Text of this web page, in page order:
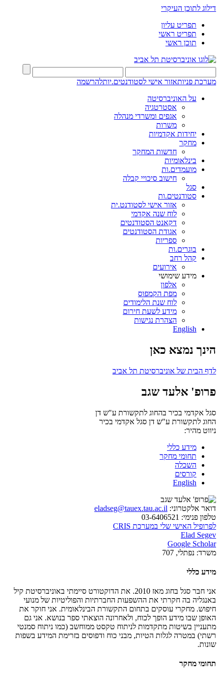
דילוג לתוכן העיקרי
תפריט עליון
תפריט ראשי
תוכן ראשי
מערכת פניותאזור אישי לסטודנטים.יותלהרשמה
על האוניברסיטה
אסטרטגיה
אגפים ומשרדי מנהלה
משרות
יחידות אקדמיות
מחקר
חדשות המחקר
בינלאומיות
מועמדים.ות
חישוב סיכויי קבלה
סגל
סטודנטים.ות
אזור אישי לסטודנט.ית
לוח שנה אקדמי
דקאנט הסטודנטים
אגודת הסטודנטים
ספריות
בוגרים.ות
קהל רחב
אירועים
מידע שימושי
אלפון
מפת הקמפוס
לוח שנת הלימודים
מידע לשעת חירום
הצהרת נגישות
English
הינך נמצא כאן
לדף הבית של אוניברסיטת תל אביב
פרופ' אלעד שגב
סגל אקדמי בכיר בהחוג לתקשורת ע"ש דן
החוג לתקשורת ע"ש דן סגל אקדמי בכיר
ניווט מהיר:
מידע כללי
תחומי מחקר
השכלה
קורסים
English
דואר אלקטרוני: eladseg@tauex.tau.ac.il
טלפון פנימי:
לפרופיל האישי שלי במערכת CRIS
Elad Segev
Google Scholar
משרד: נפתלי, 707
מידע כללי
אני חבר סגל בחוג מאז 2010. את הדוקטורט סיימתי באוניברסיטת קיל
באנגליה בה חקרתי את ההשפעות החברתיות והפוליטיות של מנועי
חיפוש. מחקרי עוסקים בתחום התקשורת הבינלאומית. אני חוקר את
האופן שבו מידע הופך לכוח, ולאחרונה הוצאתי ספר בנושא. אני גם
מתעניין בשיטות מתקדמות לניתוח טקסט ממוחשב (כמו ניתוח סמנטי
רשתי) במטרה לגלות הטיות, מבני כוח ודפוסים בזרימת המידע בשפות
שונות.
תחומי מחקר